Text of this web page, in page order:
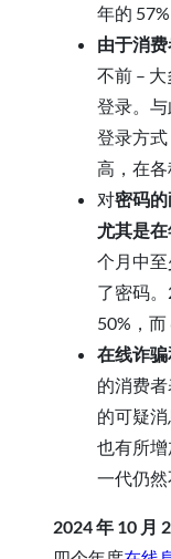
年的 57%
由于消
不前 –
登录。
登录方
高，在
对密码的
尤其是
个月中
了密码
50%，
在线诈
的消费
的可疑
也有所
一代仍
2024 年 10 月